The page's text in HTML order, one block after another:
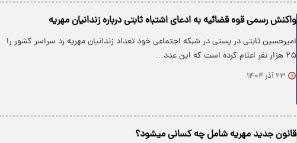
واکنش رسمی قوه قضائیه به ادعای اشتباه ثابتی درباره زندانیان مهریه
امیرحسین ثابتی در پستی در شبکه اجتماعی خود تعداد زندانیان مهریه رد سراسر کشور را
۲۵ هزار نفر اعلام کرده است که این عدد…
۲۳ آذر ۱۴۰۴
قانون جدید مهریه شامل چه کسانی میشود؟